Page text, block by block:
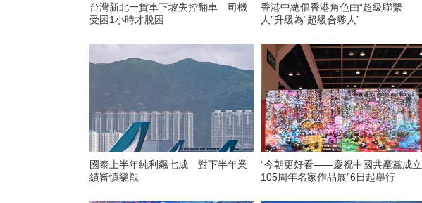
台灣新北一貨車下坡失控翻車 司機
受困1小時才脫困
香港中總倡香港角色由“超級聯繫
人”升級為“超級合夥人”
國泰上半年純利飆七成 對下半年業
績審慎樂觀
“今朝更好看——慶祝中國共產黨成立
105周年名家作品展”6日起舉行